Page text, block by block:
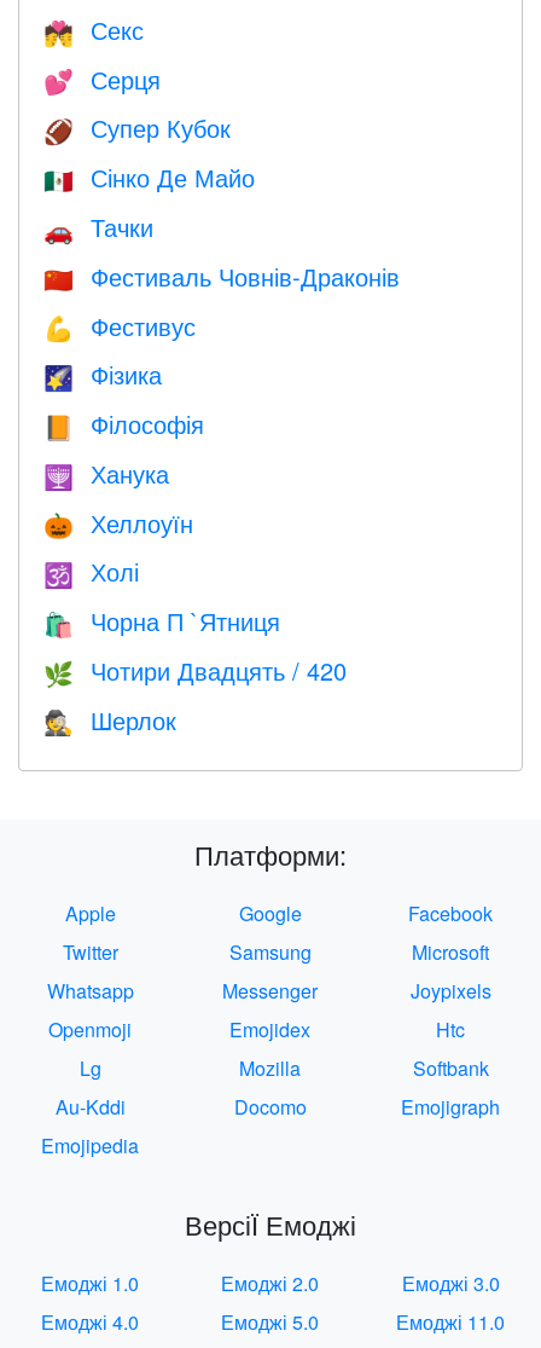
💏 Секс
💕 Серця
🏈 Супер Кубок
🇲🇽 Сінко Де Майо
🚗 Тачки
🇨🇳 Фестиваль Човнів-Драконів
💪 Фестивус
🌠 Фізика
📙 Філософія
🕎 Ханука
🎃 Хеллоуїн
🕉 Холі
🛍 Чорна П `Ятниця
🌿 Чотири Двадцять / 420
🕵️ Шерлок
Платформи:
Apple Google
Facebook
Twitter
Samsung
Microsoft
Whatsapp
Messenger
Joypixels
Openmoji
Emojidex
Htc
Lg
Mozilla
Softbank
Au-Kddi
Docomo
Emojigraph
Emojipedia
ВерсіЇ Емоджі
Емоджі 1.0 Емоджі 2.0
Емоджі 3.0
Емоджі 4.0
Емоджі 5.0
Емоджі 11.0